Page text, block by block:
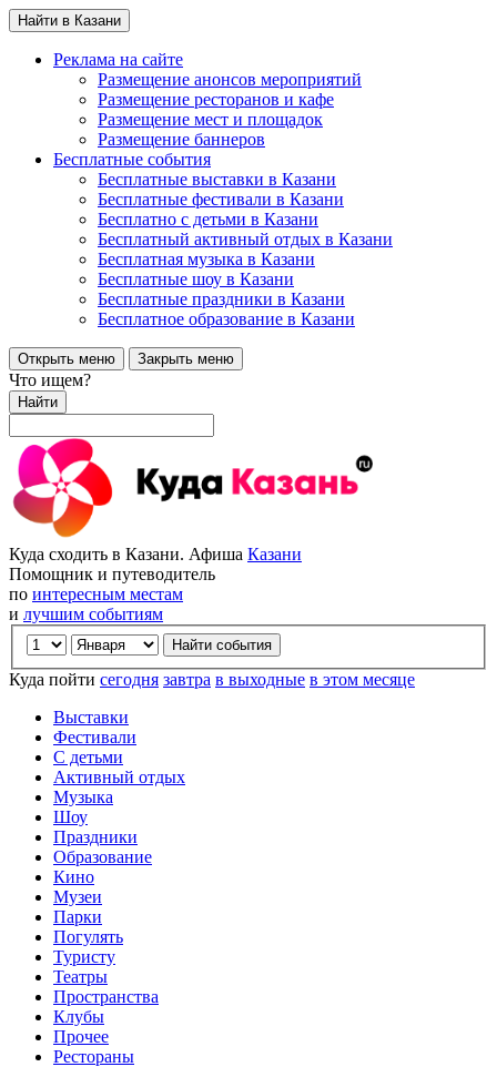
Найти в Казани
Реклама на сайте
Размещение анонсов мероприятий
Размещение ресторанов и кафе
Размещение мест и площадок
Размещение баннеров
Бесплатные события
Бесплатные выставки в Казани
Бесплатные фестивали в Казани
Бесплатно с детьми в Казани
Бесплатный активный отдых в Казани
Бесплатная музыка в Казани
Бесплатные шоу в Казани
Бесплатные праздники в Казани
Бесплатное образование в Казани
Открыть меню Закрыть меню
Что ищем?
Найти
Куда сходить в Казани. Афиша Казани
Помощник и путеводитель
по интересным местам
и лучшим событиям
Куда пойти сегодня завтра в выходные в этом месяце
Выставки
Фестивали
С детьми
Активный отдых
Музыка
Шоу
Праздники
Образование
Кино
Музеи
Парки
Погулять
Туристу
Театры
Пространства
Клубы
Прочее
Рестораны